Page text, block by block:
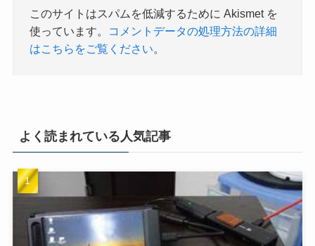
このサイトはスパムを低減するために Akismet を
使っています。
コメントデータの処理方法の詳細
はこちらをご覧ください。
よく読まれている人気記事